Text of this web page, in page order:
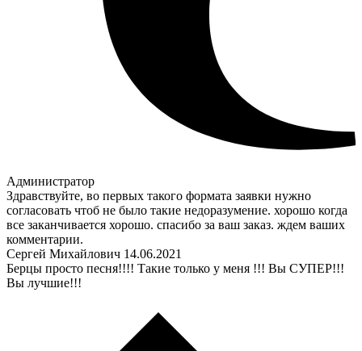
Администратор
Здравствуйте, во первых такого формата заявки нужно
согласовать чтоб не было такие недоразумение. хорошо когда
все заканчивается хорошо. спасибо за ваш заказ. ждем ваших
комментарии.
Сергей Михайлович 14.06.2021
Берцы просто песня!!!! Такие только у меня !!! Вы СУПЕР!!!
Вы лучшие!!!